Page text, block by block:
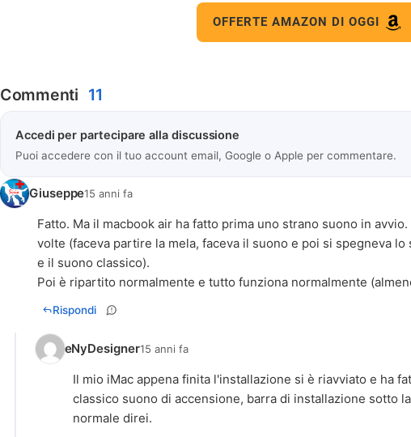
OFFERTE AMAZON DI OGGI
Commenti 11
Accedi per partecipare alla discussione
Puoi accedere con il tuo account email, Google o Apple per commentare.
Giuseppe15 anni fa
Fatto. Ma il macbook air ha fatto prima uno strano suono in
volte (faceva partire la mela, faceva il suono e poi si spegneva
e il suono classico).
Poi è ripartito normalmente e tutto funziona normalmente
Rispondi
eNyDesigner15 anni fa
Il mio iMac appena finita l'installazione si è riavviato e ha
classico suono di accensione, barra di installazione sotto
normale direi.